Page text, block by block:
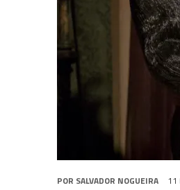
POR SALVADOR NOGUEIRA 11